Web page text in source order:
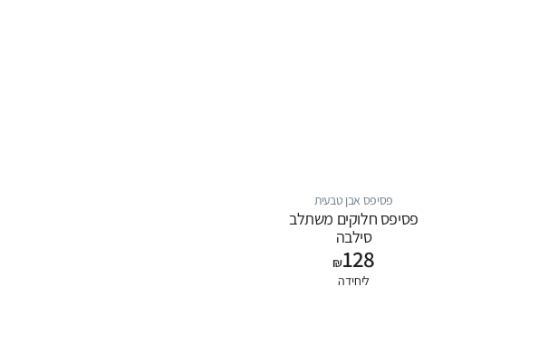
פסיפס אבן טבעית
פסיפס חלוקים משתלב
סילבה
₪128
ליחידה